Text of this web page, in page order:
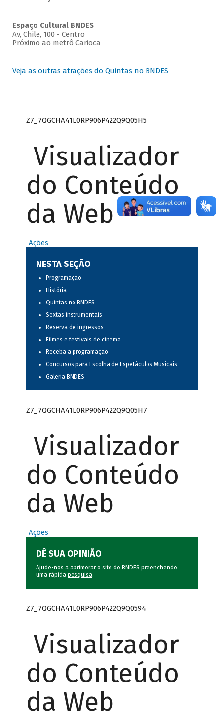
Espaço Cultural BNDES
Av, Chile, 100 - Centro
Próximo ao metrô Carioca
Veja as outras atrações do Quintas no BNDES
Z7_7QGCHA41L0RP906P422Q9Q05H5
Visualizador
do Conteúdo
da Web
Ações
NESTA SEÇÃO
Programação
História
Quintas no BNDES
Sextas instrumentais
Reserva de ingressos
Filmes e festivais de cinema
Receba a programação
Concursos para Escolha de Espetáculos Musicais
Galeria BNDES
Z7_7QGCHA41L0RP906P422Q9Q05H7
Visualizador
do Conteúdo
da Web
Ações
DÊ SUA OPINIÃO
Ajude-nos a aprimorar o site do BNDES preenchendo
uma rápida pesquisa.
Z7_7QGCHA41L0RP906P422Q9Q0594
Visualizador
do Conteúdo
da Web